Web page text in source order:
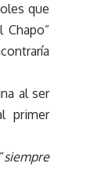
que
al ser
primer
siempre